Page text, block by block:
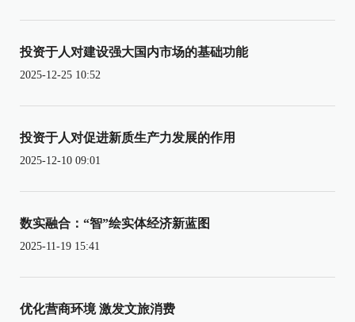
投资于人对建设强大国内市场的基础功能
2025-12-25 10:52
投资于人对促进新质生产力发展的作用
2025-12-10 09:01
数实融合：“智”绘实体经济新蓝图
2025-11-19 15:41
优化营商环境 激发文旅消费